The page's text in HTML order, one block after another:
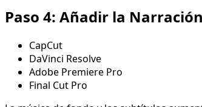
Paso 4: Añadir la
CapCut
DaVinci Resolve
Adobe Premiere Pro
Final Cut Pro